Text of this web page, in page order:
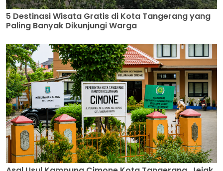
5 Destinasi Wisata Gratis di Kota Tangerang yang
Paling Banyak Dikunjungi Warga